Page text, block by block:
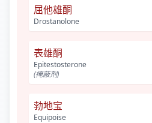
屈他雄酮
Drostanolone
表雄酮
Epitestosterone
(掩蔽剂)
勃地宝
Equipoise